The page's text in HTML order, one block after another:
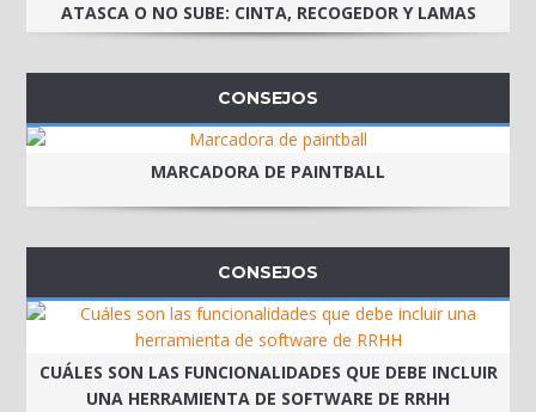
ATASCA O NO SUBE: CINTA, RECOGEDOR Y LAMAS
CONSEJOS
MARCADORA DE PAINTBALL
CONSEJOS
CUÁLES SON LAS FUNCIONALIDADES QUE DEBE INCLUIR
UNA HERRAMIENTA DE SOFTWARE DE RRHH